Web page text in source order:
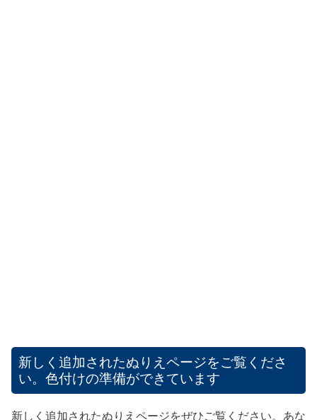
新しく追加されたぬりえページをご覧くださ
い。色付けの準備ができています
新しく追加されたぬりえページをぜひご覧ください。あな